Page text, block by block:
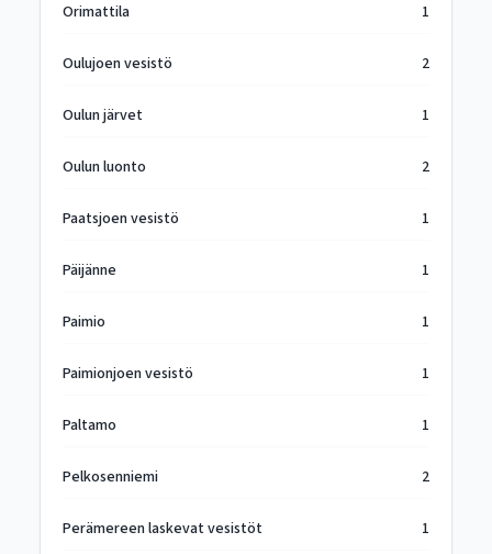
Orimattila 1
Oulujoen vesistö 2
Oulun järvet 1
Oulun luonto 2
Paatsjoen vesistö 1
Päijänne 1
Paimio 1
Paimionjoen vesistö 1
Paltamo 1
Pelkosenniemi 2
Perämereen laskevat vesistöt 1